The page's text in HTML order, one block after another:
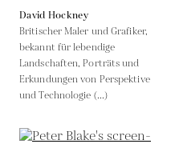
David Hockney
Britischer Maler und Grafiker,
bekannt für lebendige
Landschaften, Porträts und
Erkundungen von Perspektive
und Technologie (...)